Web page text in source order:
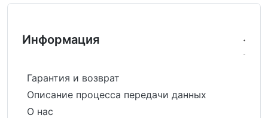
Информация
Гарантия и возврат
Описание процесса передачи данных
О нас